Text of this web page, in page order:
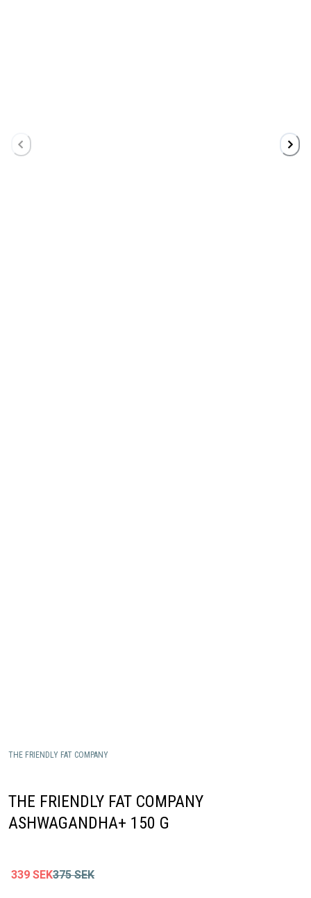
THE FRIENDLY FAT COMPANY
THE FRIENDLY FAT COMPANY
ASHWAGANDHA+ 150 G
339 SEK375 SEK